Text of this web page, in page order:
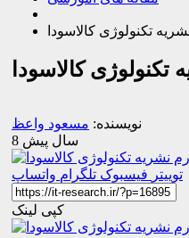
تکنولوژی کالاسودا
کالاسودا
نویسنده: مسعود واعظ
8 سال پیش
توییتر فیسبوک تلگرام واتساپ
کپی لینک